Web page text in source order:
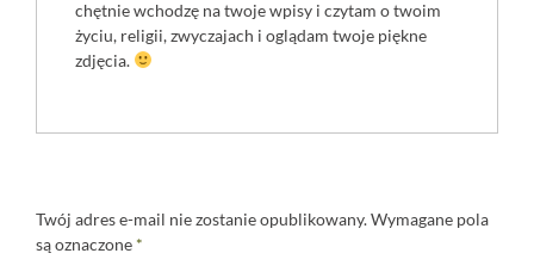
chętnie wchodzę na twoje wpisy i czytam o twoim
życiu, religii, zwyczajach i oglądam twoje piękne
zdjęcia.
Twój adres e-mail nie zostanie opublikowany.Wymagane pola
są oznaczone *